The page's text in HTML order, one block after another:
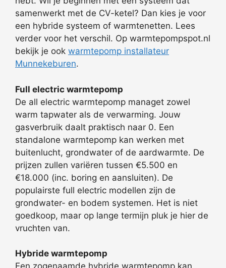
samenwerkt met de CV-ketel? Dan kies je voor
een hybride systeem of warmtenetten. Lees
verder voor het verschil. Op warmtepompspot.nl
bekijk je ook warmtepomp installateur
Munnekeburen.
Full electric warmtepomp
De all electric warmtepomp managet zowel
warm tapwater als de verwarming. Jouw
gasverbruik daalt praktisch naar 0. Een
standalone warmtepomp kan werken met
buitenlucht, grondwater of de aardwarmte. De
prijzen zullen variëren tussen €5.500 en
€18.000 (inc. boring en aansluiten). De
populairste full electric modellen zijn de
grondwater- en bodem systemen. Het is niet
goedkoop, maar op lange termijn pluk je hier de
vruchten van.
Hybride warmtepomp